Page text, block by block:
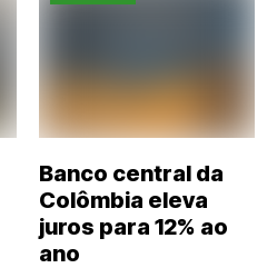
Banco central da
Colômbia eleva
juros para 12% ao
ano